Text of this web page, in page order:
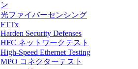
ン
光ファイバーセンシング
FTTx
Harden Security Defenses
HFC ネットワークテスト
High-Speed Ethernet Testing
MPO コネクターテスト